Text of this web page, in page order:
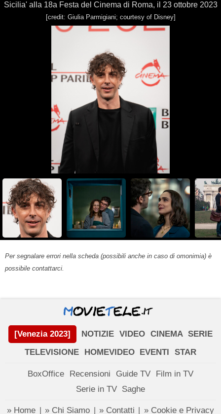
Sicilia' alla 18a Festa del Cinema di Roma, il 23 ottobre 2023
[credit: Giulia Parmigiani; courtesy of Disney]
Per segnalare errori nella scheda (possibili anche in caso di omonimia) è
possibile contattarci.
[Venezia 2023] NOTIZIE VIDEO CINEMA SERIE
TELEVISIONE
HOMEVIDEO EVENTI STAR
BoxOffice Recensioni Guide TV
Film in TV
Serie in TV Saghe
» Home » Chi Siamo » Contatti » Cookie e Privacy